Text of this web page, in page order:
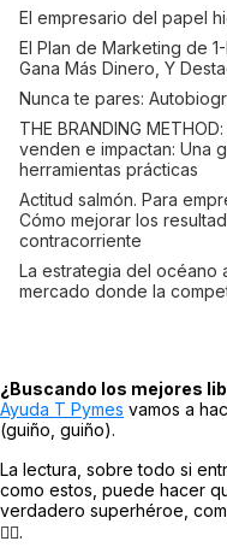
El empresario del papel
El Plan de Marketing de
Gana Más Dinero, Y
Nunca te pares:
THE BRANDING
venden e impactan: Una
herramientas prácticas
Actitud salmón. Para
Cómo mejorar los
contracorriente
La estrategia del océano
mercado donde la
¿Buscando los mejores
Ayuda T Pymes vamos a
(guiño, guiño).
La lectura, sobre todo si
como estos, puede hacer
verdadero superhéroe,
🦸‍♂.